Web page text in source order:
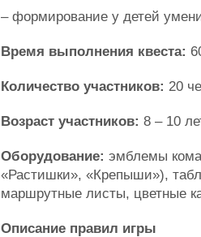
– формирование у детей
Время выполнения квеста:
Количество участников: 20
Возраст участников: 8 – 10
Оборудование: эмблемы
«Растишки», «Крепыши»),
маршрутные листы, цветные
Описание правил игры